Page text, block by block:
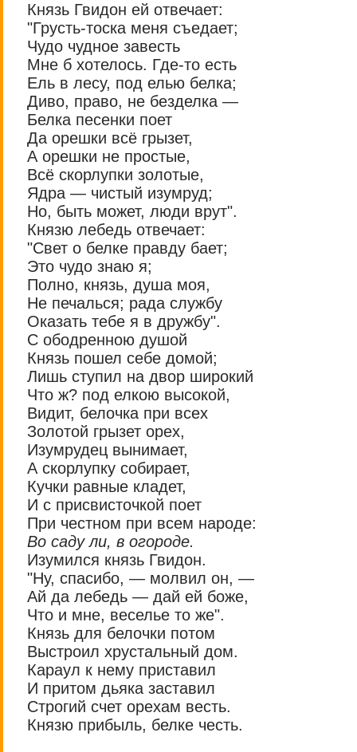
Князь Гвидон ей отвечает:
"Грусть-тоска меня съедает;
Чудо чудное завесть
Мне б хотелось. Где-то есть
Ель в лесу, под елью белка;
Диво, право, не безделка —
Белка песенки поет
Да орешки всё грызет,
А орешки не простые,
Всё скорлупки золотые,
Ядра — чистый изумруд;
Но, быть может, люди врут".
Князю лебедь отвечает:
"Свет о белке правду бает;
Это чудо знаю я;
Полно, князь, душа моя,
Не печалься; рада службу
Оказать тебе я в дружбу".
С ободренною душой
Князь пошел себе домой;
Лишь ступил на двор широкий
Что ж? под елкою высокой,
Видит, белочка при всех
Золотой грызет орех,
Изумрудец вынимает,
А скорлупку собирает,
Кучки равные кладет,
И с присвисточкой поет
При честном при всем народе:
Во саду ли, в огороде.
Изумился князь Гвидон.
"Ну, спасибо, — молвил он, —
Ай да лебедь — дай ей боже,
Что и мне, веселье то же".
Князь для белочки потом
Выстроил хрустальный дом.
Караул к нему приставил
И притом дьяка заставил
Строгий счет орехам весть.
Князю прибыль, белке честь.